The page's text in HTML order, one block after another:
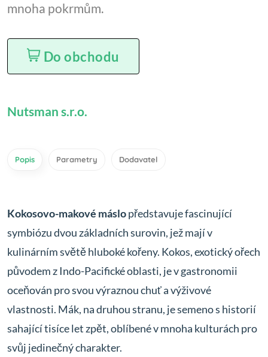
mnoha pokrmům.
Do obchodu
Nutsman s.r.o.
Popis Parametry Dodavatel
Kokosovo-makové máslopředstavuje fascinující
symbiózu dvou základních surovin, jež mají v
kulinárním světě hluboké kořeny. Kokos, exotický ořech
původem z Indo-Pacifické oblasti, je v gastronomii
oceňován pro svou výraznou chuť a výživové
vlastnosti. Mák, na druhou stranu, je semeno s historií
sahající tisíce let zpět, oblíbené v mnoha kulturách pro
svůj jedinečný charakter.